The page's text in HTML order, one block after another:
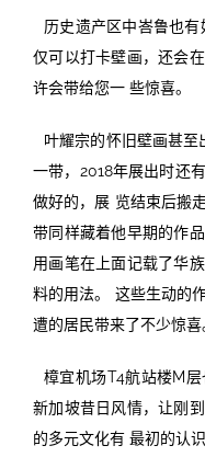
历史遗产区中峇鲁也
仅可以打卡壁画，还会
许会带给您一 些惊喜。
叶耀宗的怀旧壁画甚至
一带，2018年展出时还
做好的，展 览结束后搬
带同样藏着他早期的作
用画笔在上面记载了华
料的用法。 这些生动的
遭的居民带来了不少惊喜
樟宜机场T4航站楼M
新加坡昔日风情，让刚
的多元文化有 最初的认